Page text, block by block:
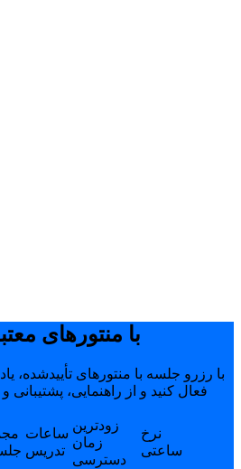
با منتورهای
با رزرو جلسه با منتورهای
فعال کنید و از راهنمایی،
ساعات
تدریس
زودترین
زمان
دسترسی
نرخ
ساعتی